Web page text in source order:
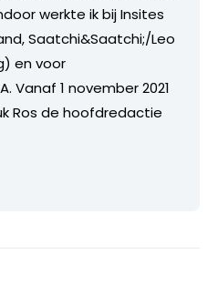
werkte ik bij Insites
Saatchi&Saatchi;/Leo
en voor
Vanaf 1 november 2021
Ros de hoofdredactie